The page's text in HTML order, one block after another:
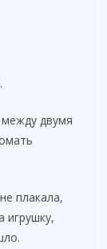
между двумя
плакала,
игрушку,